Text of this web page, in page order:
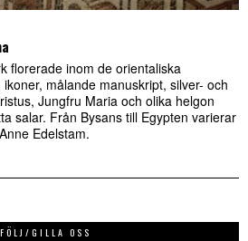
florerade inom de orientaliska
målande manuskript, silver- och
Jungfru Maria och olika helgon
salar. Från Bysans till Egypten varierar
Edelstam.
FÖLJ/GILLA OSS